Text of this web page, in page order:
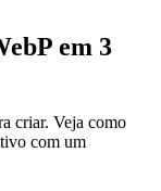
em 3
criar. Veja como
com um